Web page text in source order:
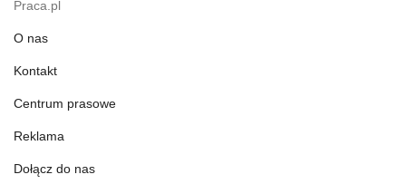
Praca.pl
O nas
Kontakt
Centrum prasowe
Reklama
Dołącz do nas